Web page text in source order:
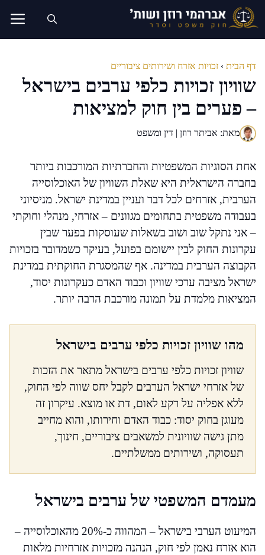
לדלג
לתוכן
דף הבית › זכויות אזרח ושירותים ציבוריים
שוויון זכויות כלפי ערבים בישראל
– פערים בין חוק למציאות
מאת: אביתר רוזן | דין ומשפט
אחת הסוגיות המשפטיות והחברתיות המורכבות ביותר
בחברה הישראלית היא שאלת השוויון של האוכלוסייה
הערבית, אזרחים לכל דבר ועניין במדינת ישראל. מניסיוני
בעבודה משפטית בתחומים מגוונים – אזרחי, מנהלי וחוקתי
– אני נתקל שוב ושוב בשאלות שעוסקות בפער שבין
עקרונות החוק לבין יישומם בפועל, בעיקר כשמדובר בזכויות
הקבוצה הערבית במדינה. אף שהמסגרת החוקתית במדינת
ישראל מציבה ערכי שוויון וכבוד האדם כעקרונות יסוד,
המציאות מלמדת על תמונה מורכבת הרבה יותר.
מהו שוויון זכויות כלפי ערבים בישראל
שוויון זכויות כלפי ערבים בישראל מתאר את הזכות
של אזרחי ישראל הערבים לקבל יחס שווה לפי החוק,
ללא אפליה על רקע לאום, דת או מוצא. עיקרון זה
מעוגן בחוק יסוד: כבוד האדם וחירותו, והוא מחייב
מתן גישה שוויונית למשאבים ציבוריים, חינוך,
תעסוקה, ושירותים ממשלתיים.
מעמדם המשפטי של ערבים בישראל
המיעוט הערבי בישראל – המהווה כ-20% מהאוכלוסייה –
הוא אזרח נאמן לפי חוק, הנהנה מזכויות אזרחיות מלאות